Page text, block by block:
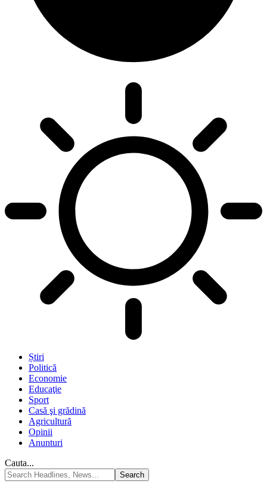
Știri
Politică
Economie
Educaţie
Sport
Casă şi grădină
Agricultură
Opinii
Anunturi
Cauta...